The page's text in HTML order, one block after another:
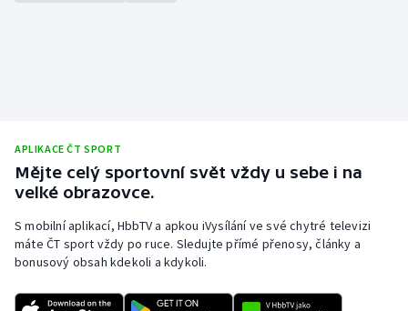
APLIKACE ČT SPORT
Mějte celý sportovní svět vždy u sebe i na
velké obrazovce.
S mobilní aplikací, HbbTV a apkou iVysílání ve své chytré televizi
máte ČT sport vždy po ruce. Sledujte přímé přenosy, články a
bonusový obsah kdekoli a kdykoli.